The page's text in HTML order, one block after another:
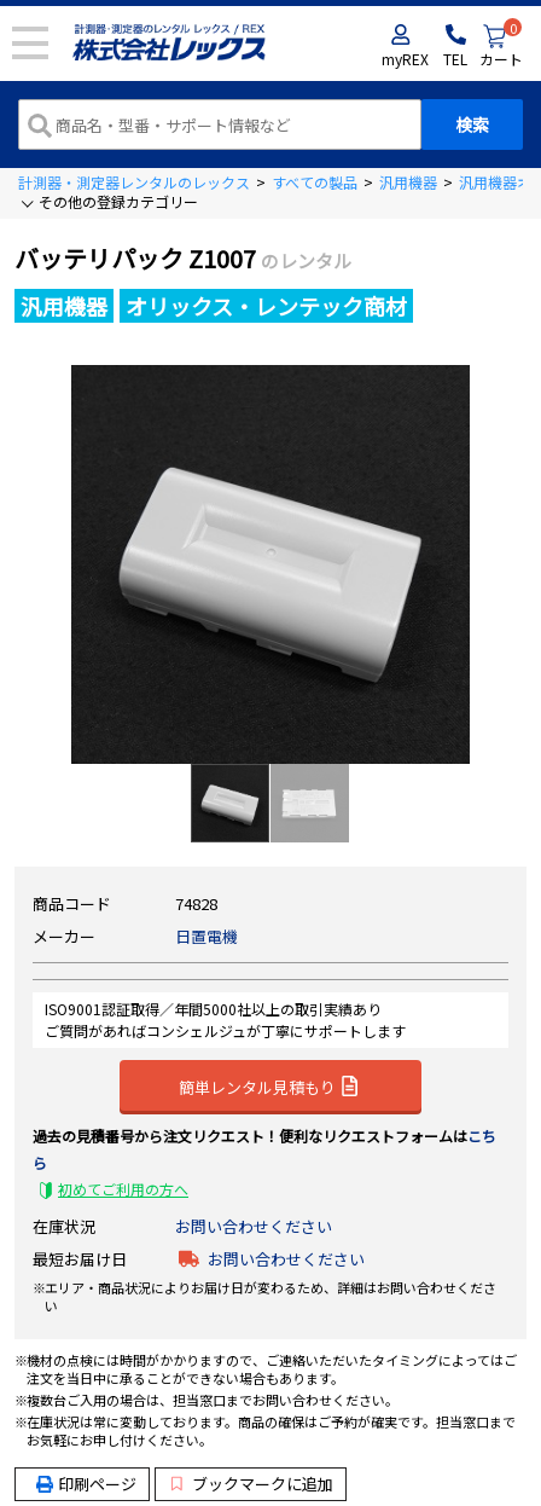
myREX TEL
0
カート
計測器・測定器レンタルのレックス > すべての製品 > 汎用機器 > 汎用機器オ
その他の登録カテゴリー
バッテリパック Z1007 のレンタル
汎用機器 オリックス・レンテック商材
商品コード
74828
メーカー
日置電機
ISO9001認証取得／年間5000社以上の取引実績あり
ご質問があればコンシェルジュが丁寧にサポートします
簡単レンタル見積もり
過去の見積番号から注文リクエスト！便利なリクエストフォームはこち
ら
初めてご利用の方へ
在庫状況
お問い合わせください
最短お届け日
お問い合わせください
エリア・商品状況によりお届け日が変わるため、詳細はお問い合わせくださ
い
機材の点検には時間がかかりますので、ご連絡いただいたタイミングによってはご
注文を当日中に承ることができない場合もあります。
複数台ご入用の場合は、担当窓口までお問い合わせください。
在庫状況は常に変動しております。商品の確保はご予約が確実です。担当窓口まで
お気軽にお申し付けください。
印刷ページ ブックマークに追加